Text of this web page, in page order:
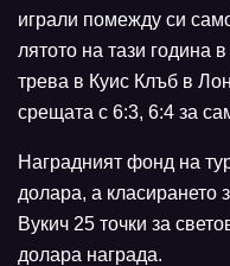
играли помежду си
лятото на тази година
трева в Куис Клъб в
срещата с 6:3, 6:4 за
Наградният фонд на
долара, а класирането
Вукич 25 точки за
долара награда.